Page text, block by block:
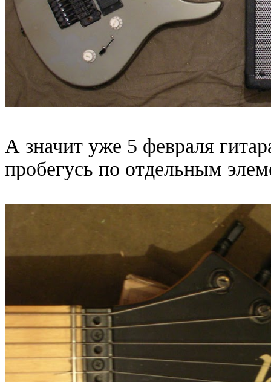
А значит уже 5 февраля
пробегусь по отдельным